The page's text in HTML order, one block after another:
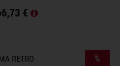
€
RETRO %